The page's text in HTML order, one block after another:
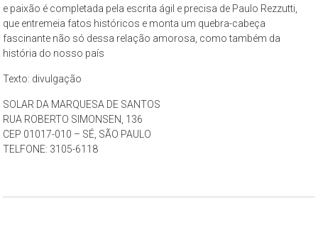
e paixão é completada pela escrita ágil e precisa de Paulo Rezzutti,
que entremeia fatos históricos e monta um quebra-cabeça
fascinante não só dessa relação amorosa, como também da
história do nosso país
Texto: divulgação
SOLAR DA MARQUESA DE SANTOS
RUA ROBERTO SIMONSEN, 136
CEP 01017-010 – SÉ, SÃO PAULO
TELFONE: 3105-6118